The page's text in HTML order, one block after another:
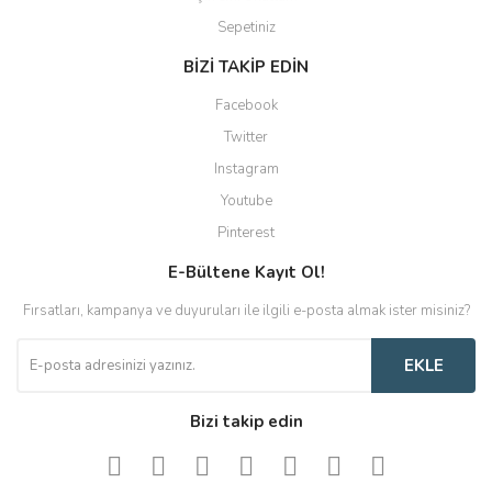
Sepetiniz
BİZİ TAKİP EDİN
Facebook
Twitter
Instagram
Youtube
Pinterest
E-Bültene Kayıt Ol!
Fırsatları, kampanya ve duyuruları ile ilgili e-posta almak ister misiniz?
EKLE
Bizi takip edin